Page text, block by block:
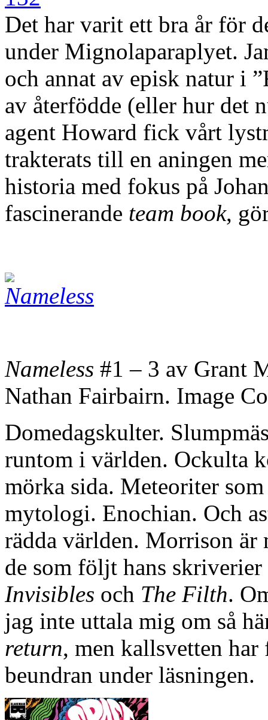
Det har varit ett bra år för
under Mignolaparaplyet.
och annat av episk natur i
av återfödde (eller hur det
agent Howard fick vårt
trakterats till en aningen
historia med fokus på
fascinerande team book,
Nameless #1 – 3 av Grant
Nathan Fairbairn. Image
Domedagskulter.
runtom i världen. Ockulta
mörka sida. Meteoriter
mytologi. Enochian. Och
rädda världen. Morrison är
de som följt hans
Invisibles och The Filth.
jag inte uttala mig om så
return, men kallsvetten
beundran under läsningen.